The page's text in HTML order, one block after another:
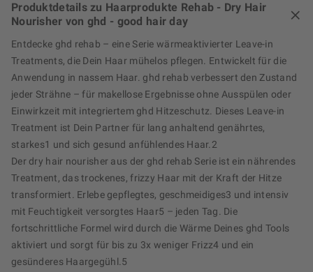
Produktdetails zu Haarprodukte Rehab - Dry Hair
Nourisher von ghd - good hair day
Entdecke ghd rehab – eine Serie wärmeaktivierter Leave-in
Treatments, die Dein Haar mühelos pflegen. Entwickelt für die
Anwendung in nassem Haar. ghd rehab verbessert den Zustand
jeder Strähne – für makellose Ergebnisse ohne Ausspülen oder
Einwirkzeit mit integriertem ghd Hitzeschutz. Dieses Leave-in
Treatment ist Dein Partner für lang anhaltend genährtes,
starkes1 und sich gesund anfühlendes Haar.2
Der dry hair nourisher aus der ghd rehab Serie ist ein nährendes
Treatment, das trockenes, frizzy Haar mit der Kraft der Hitze
transformiert. Erlebe gepflegtes, geschmeidiges3 und intensiv
mit Feuchtigkeit versorgtes Haar5 – jeden Tag. Die
fortschrittliche Formel wird durch die Wärme Deines ghd Tools
aktiviert und sorgt für bis zu 3x weniger Frizz4 und ein
gesünderes Haargegühl.5